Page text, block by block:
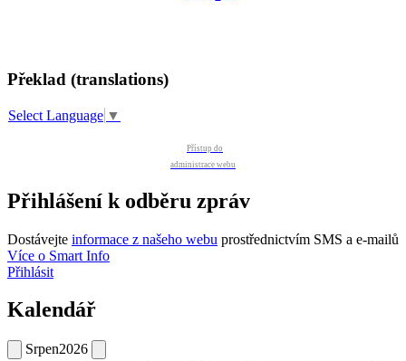
Překlad (translations)
Select Language ▼
Přístup do
administrace webu
Přihlášení k odběru zpráv
Dostávejte informace z našeho webu prostřednictvím SMS a e-mailů
Více o Smart Info
Přihlásit
Kalendář
Srpen2026